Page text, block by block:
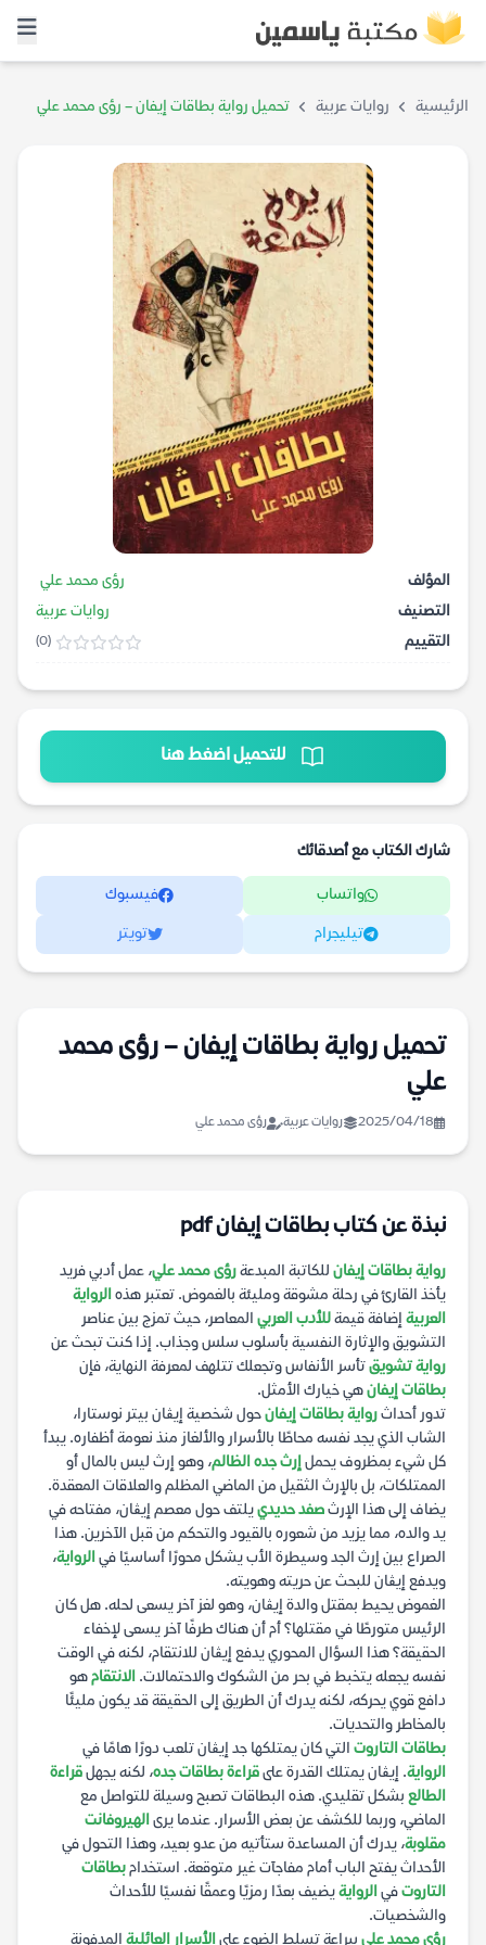
الرئيسية روايات عربية تحميل رواية بطاقات إيفان – رؤى محمد علي
المؤلف
رؤى محمد علي
التصنيف
روايات عربية
التقييم
(0)
للتحميل اضغط هنا
شارك الكتاب مع أصدقائك
واتساب فيسبوك
تيليجرام تويتر
تحميل رواية بطاقات إيفان – رؤى محمد
علي
2025/04/18 روايات عربية رؤى محمد علي
نبذة عن كتاب بطاقات إيفان pdf
رواية بطاقات إيفان للكاتبة المبدعةرؤى محمد علي، عمل أدبي فريد
يأخذ القارئ في رحلة مشوقة ومليئة بالغموض. تعتبر هذهالرواية
العربية إضافة قيمةللأدب العربي المعاصر، حيث تمزج بين عناصر
التشويق والإثارة النفسية بأسلوب سلس وجذاب. إذا كنت تبحث عن
رواية تشويقتأسر الأنفاس وتجعلك تتلهف لمعرفة النهاية، فإن
بطاقات إيفانهي خيارك الأمثل.
تدور أحداثرواية بطاقات إيفانحول شخصية إيڨان بيتر نوستارا،
الشاب الذي يجد نفسه محاطًا بالأسرار والألغاز منذ نعومة أظفاره. يبدأ
كل شيء بمظروف يحملإرث جده الظالم، وهو إرث ليس بالمال أو
الممتلكات، بل بالإرث الثقيل من الماضي المظلم والعلاقات المعقدة.
يضاف إلى هذا الإرثصفد حديدييلتف حول معصم إيڨان، مفتاحه في
يد والده، مما يزيد من شعوره بالقيود والتحكم من قبل الآخرين. هذا
الصراع بين إرث الجد وسيطرة الأب يشكل محورًا أساسيًا فيالرواية،
ويدفع إيڨان للبحث عن حريته وهويته.
الغموض يحيط بمقتل والدة إيڨان، وهو لغز آخر يسعى لحله. هل كان
الرئيس متورطًا في مقتلها؟ أم أن هناك طرفًا آخر يسعى لإخفاء
الحقيقة؟ هذا السؤال المحوري يدفع إيڨان للانتقام، لكنه في الوقت
نفسه يجعله يتخبط في بحر من الشكوك والاحتمالات. الانتقامهو
دافع قوي يحركه، لكنه يدرك أن الطريق إلى الحقيقة قد يكون مليئًا
بالمخاطر والتحديات.
بطاقات التاروت التي كان يمتلكها جد إيڨان تلعب دورًا هامًا في
الرواية. إيڨان يمتلك القدرة علىقراءة بطاقات جده، لكنه يجهلقراءة
الطالع بشكل تقليدي. هذه البطاقات تصبح وسيلة للتواصل مع
الماضي، وربما للكشف عن بعض الأسرار. عندما يرىالهيروفانت
مقلوبة، يدرك أن المساعدة ستأتيه من عدو بعيد، وهذا التحول في
الأحداث يفتح الباب أمام مفاجآت غير متوقعة. استخدامبطاقات
التاروتفيالروايةيضيف بعدًا رمزيًا وعمقًا نفسيًا للأحداث
والشخصيات.
رؤى محمد علي ببراعة تسلط الضوء علىالأسرار العائلية المدفونة